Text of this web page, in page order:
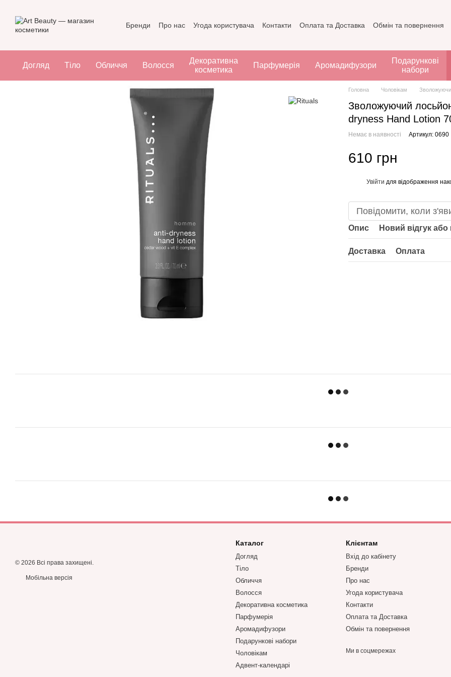
Бренди Про нас Угода користувача Контакти Оплата та Доставка Обмін та повернення
Догляд Тіло Обличчя Волосся
Декоративна
косметика
Парфумерія Аромадифузори
Подарункові
набори
Головна Чоловікам
Зволожуючий
dryness Hand Lotion
Немає в наявності Артикул: 0690
610 грн
Увійти для відображення
Повідомити, коли
Опис Новий відгук
Доставка Оплата
© 2026 Всі права захищені.
Мобільна версія
Каталог
Догляд
Тіло
Обличчя
Волосся
Декоративна косметика
Парфумерія
Аромадифузори
Подарункові набори
Чоловікам
Адвент-календарі
Клієнтам
Вхід до кабінету
Бренди
Про нас
Угода користувача
Контакти
Оплата та Доставка
Обмін та повернення
Ми в соцмережах